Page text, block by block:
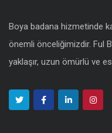
Boya badana hizmetinde
önemli önceliğimizdir. Ful
yaklaşır, uzun ömürlü ve